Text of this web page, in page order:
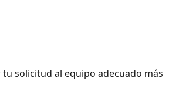
solicitud al equipo adecuado más